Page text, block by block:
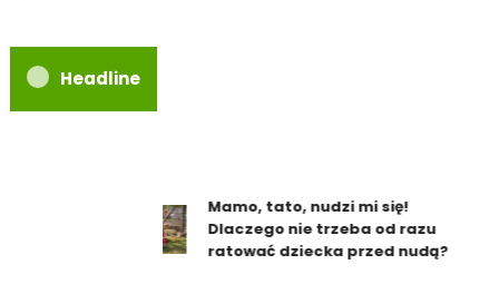
Headline
Mamo, tato, nudzi mi się!
Dlaczego nie trzeba od razu
ratować dziecka przed nudą?